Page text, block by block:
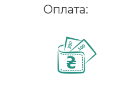
Оплата: